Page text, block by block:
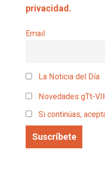
privacidad.
Email
La Noticia del Día
Novedades gTt-
Si continúas,